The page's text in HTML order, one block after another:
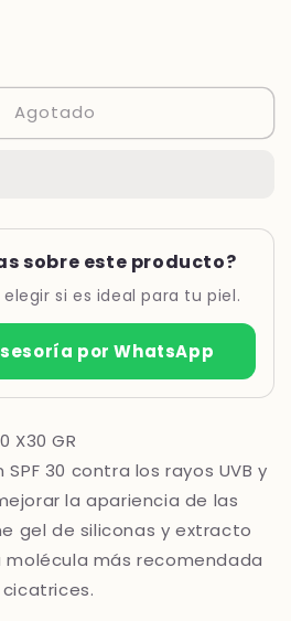
Agotado
sobre este producto?
si es ideal para tu piel.
por WhatsApp
X30 GR
30 contra los rayos UVB y
la apariencia de las
gel de siliconas y extracto
molécula más recomendada